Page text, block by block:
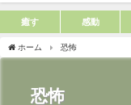
癒す 感動
ホーム 恐怖
恐怖